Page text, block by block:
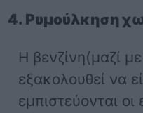
4. Ρυμούλκηση
Η βενζίνη(μαζί
εξακολουθεί να
εμπιστεύονται οι